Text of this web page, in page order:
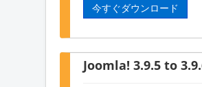
今すぐダウンロード
Joomla! 3.9.5 to